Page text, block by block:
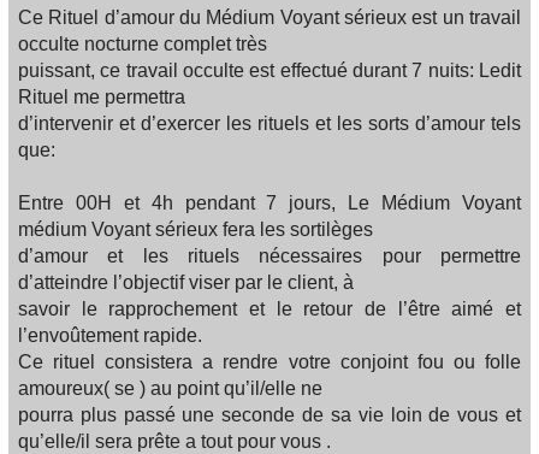
Ce Rituel d’amour du Médium Voyant sérieux est un travail
occulte nocturne complet très
puissant, ce travail occulte est effectué durant 7 nuits: Ledit
Rituel me permettra
d’intervenir et d’exercer les rituels et les sorts d’amour tels
que:
Entre 00H et 4h pendant 7 jours, Le Médium Voyant
médium Voyant sérieux fera les sortilèges
d’amour et les rituels nécessaires pour permettre
d’atteindre l’objectif viser par le client, à
savoir le rapprochement et le retour de l’être aimé et
l’envoûtement rapide.
Ce rituel consistera a rendre votre conjoint fou ou folle
amoureux( se ) au point qu’il/elle ne
pourra plus passé une seconde de sa vie loin de vous et
qu’elle/il sera prête a tout pour vous .